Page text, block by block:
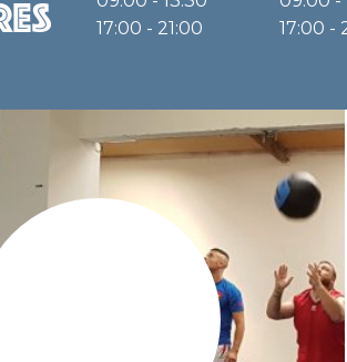
17:00 - 21:00
17:00 -